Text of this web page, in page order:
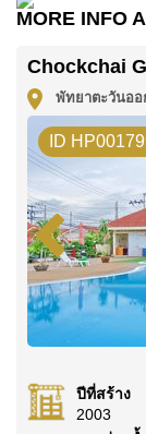
ค้นพบโอกาสใ
ติดต่อ
หรือ อีเมล
WhatsApp ข
MORE INFO
Chockchai
พัทยาตะวันออ
ID
ปีที่สร้าง
2003